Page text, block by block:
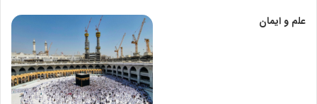
علم و ایمان